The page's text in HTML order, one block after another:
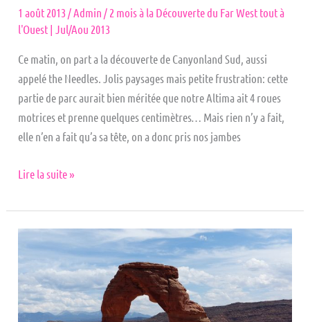
1 août 2013/Admin/ 2 mois à la Découverte du Far West tout à
l'Ouest | Jul/Aou 2013
Ce matin, on part a la découverte de Canyonland Sud, aussi
appelé the Needles. Jolis paysages mais petite frustration: cette
partie de parc aurait bien méritée que notre Altima ait 4 roues
motrices et prenne quelques centimètres… Mais rien n’y a fait,
elle n’en a fait qu’a sa tête, on a donc pris nos jambes
Lire la suite »